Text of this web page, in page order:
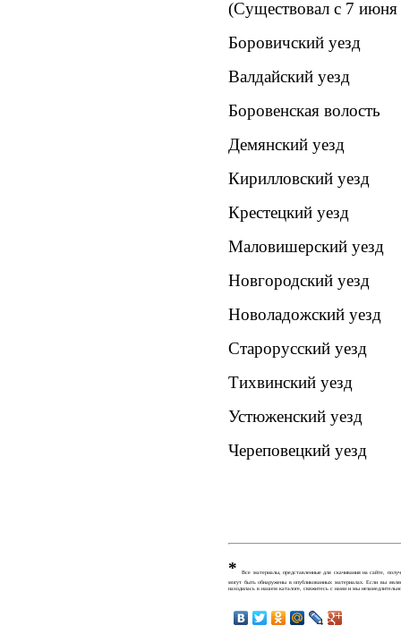
(Существовал c 7 июня
Боровичский уезд
Валдайский уезд
Боровенская волость
Демянский уезд
Кирилловский уезд
Крестецкий уезд
Маловишерский уезд
Новгородский уезд
Новоладожский уезд
Старорусский уезд
Тихвинский уезд
Устюженский уезд
Череповецкий уезд
*
Все материалы, представленные для скачивания на сайте,
могут быть обнаружены в опубликованных материалах. Если вы
находилась в нашем каталоге, свяжитесь с нами и мы